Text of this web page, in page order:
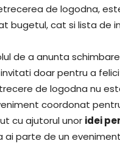
de logodna,
bugetul, cat si lista de
de a anunta
doar pentru a
de logodna nu
coordonat
cu ajutorul unor idei
parte de un